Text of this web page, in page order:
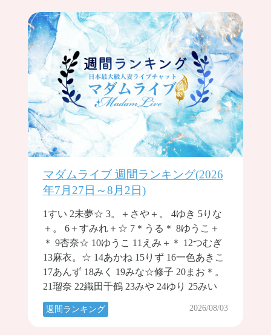
マダムライブ 週間ランキング(2026
年7月27日～8月2日)
1すい 2未夢☆ 3。＋さや＋。 4ゆき 5りな
＋。 6＋すみれ＋☆ 7＊うる＊ 8ゆうこ＋
＊ 9杏奈☆ 10ゆうこ 11えみ＋＊ 12つむぎ
13麻衣。☆ 14あかね 15りず 16一色あきこ
17あんず 18みく 19みな☆修子 20まお＊。
21瑠奈 22織田千鶴 23みや 24ゆり 25みい
週間ランキング 2026/08/03